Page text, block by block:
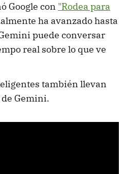
Google con "Rodea para
ha avanzado hasta
puede conversar
real sobre lo que ve
también llevan
Gemini.